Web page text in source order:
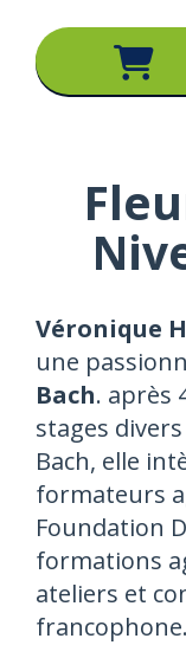
Véronique
une
Bach. après
stages
Bach, elle
formateurs
Foundation
formations
ateliers et
francophone.